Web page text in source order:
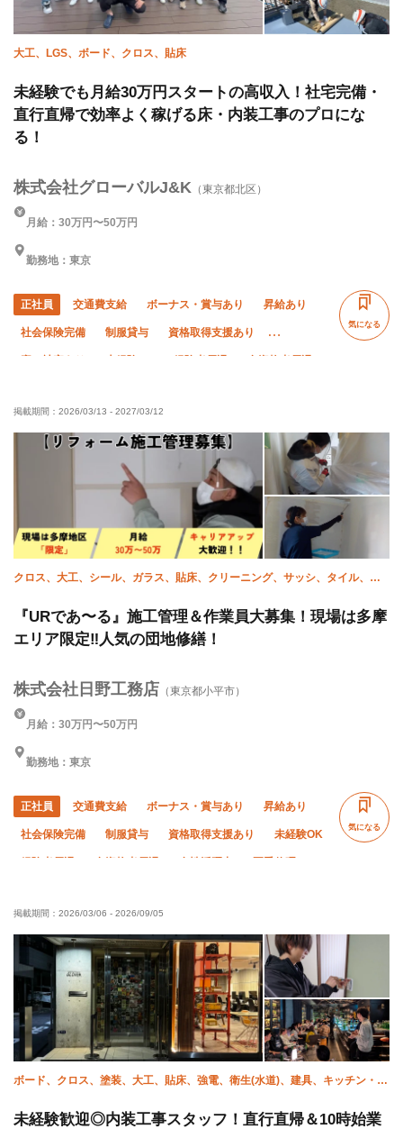
大工、LGS、ボード、クロス、貼床
未経験でも月給30万円スタートの高収入！社宅完備・
直行直帰で効率よく稼げる床・内装工事のプロにな
る！
株式会社グローバルJ&K （東京都北区）
月給：30万円〜50万円
勤務地：東京
正社員 交通費支給 ボーナス・賞与あり 昇給あり
社会保険完備 制服貸与 資格取得支援あり
寮・社宅あり 未経験OK 経験者優遇 有資格者優遇
気になる
掲載期間： 2026/03/13 - 2027/03/12
クロス、大工、シール、ガラス、貼床、クリーニング、サッシ、タイル、施
『URであ〜る』施工管理＆作業員大募集！現場は多摩
エリア限定‼︎人気の団地修繕！
株式会社日野工務店 （東京都小平市）
月給：30万円〜50万円
勤務地：東京
正社員 交通費支給 ボーナス・賞与あり 昇給あり
社会保険完備 制服貸与 資格取得支援あり 未経験OK
気になる
掲載期間： 2026/03/06 - 2026/09/05
ボード、クロス、塗装、大工、貼床、強電、衛生(水道)、建具、キッチン・ユ
未経験歓迎◎内装工事スタッフ！直行直帰＆10時始業